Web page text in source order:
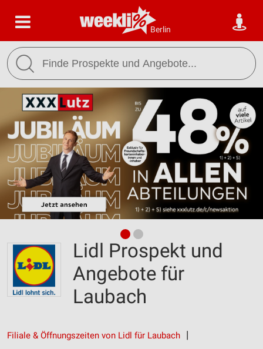
Berlin
Lidl Prospekt und
Angebote für
Laubach
Filiale & Öffnungszeiten von Lidl für Laubach